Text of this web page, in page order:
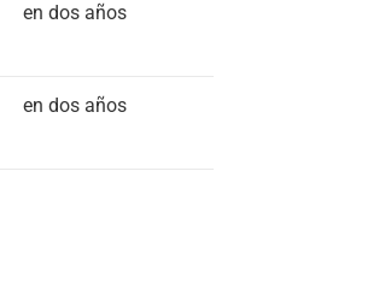
en dos años
en dos años